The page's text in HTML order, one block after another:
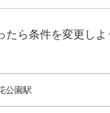
谷２丁目方面、蘆花恒
○
たら条件を変更しよ
公園駅